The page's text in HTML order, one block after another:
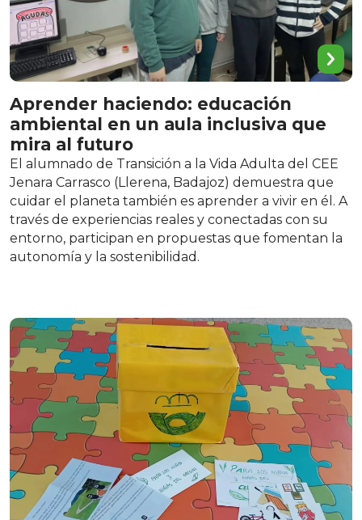
Aprender haciendo: educación
ambiental en un aula inclusiva que
mira al futuro
El alumnado de Transición a la Vida Adulta del CEE
Jenara Carrasco (Llerena, Badajoz) demuestra que
cuidar el planeta también es aprender a vivir en él. A
través de experiencias reales y conectadas con su
entorno, participan en propuestas que fomentan la
autonomía y la sostenibilidad.